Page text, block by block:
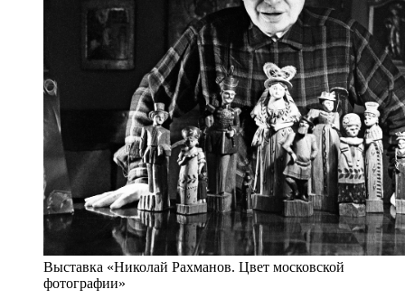
Выставка «Николай Рахманов. Цвет московской
фотографии»